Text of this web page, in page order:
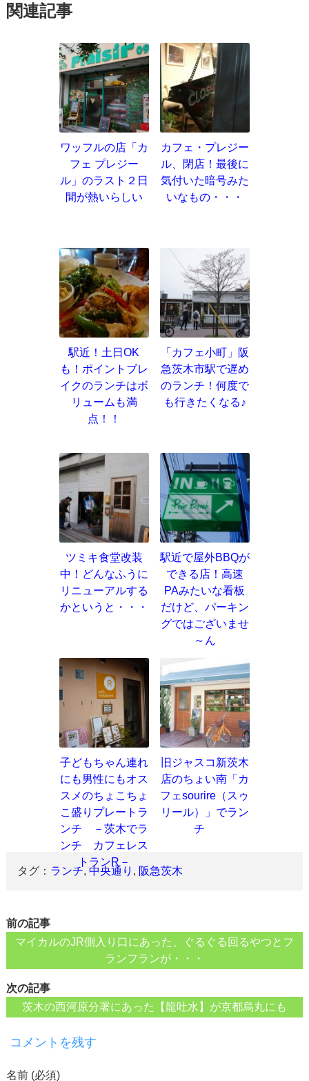
関連記事
ワッフルの店「カ
フェ プレジー
ル」のラスト２日
間が熱いらしい
カフェ・プレジー
ル、閉店！最後に
気付いた暗号みた
いなもの・・・
駅近！土日OK
も！ポイントブレ
イクのランチはボ
リュームも満
点！！
「カフェ小町」阪
急茨木市駅で遅め
のランチ！何度で
も行きたくなる♪
ツミキ食堂改装
中！どんなふうに
リニューアルする
かというと・・・
駅近で屋外BBQが
できる店！高速
PAみたいな看板
だけど、パーキン
グではございませ
～ん
子どもちゃん連れ
にも男性にもオス
スメのちょこちょ
こ盛りプレートラ
ンチ －茨木でラ
ンチ カフェレス
トランR－
旧ジャスコ新茨木
店のちょい南「カ
フェsourire（スゥ
リール）」でラン
チ
タグ： ランチ,中央通り , 阪急茨木
前の記事
マイカルのJR側入り口にあった、ぐるぐる回るやつとフ
ランフランが・・・
次の記事
茨木の西河原分署にあった【龍吐水】が京都烏丸にも
コメントを残す
名前 (必須)